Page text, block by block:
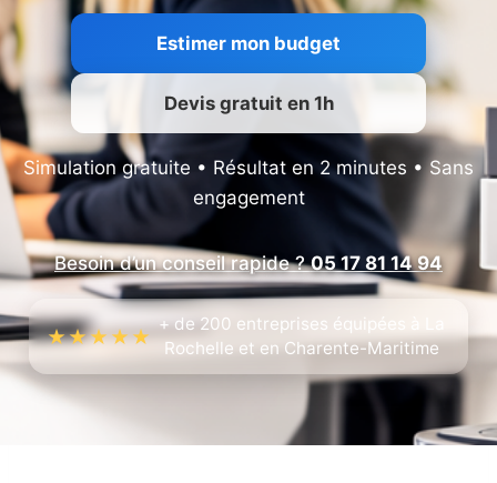
Estimer mon budget
Devis gratuit en 1h
Simulation gratuite • Résultat en 2 minutes • Sans
engagement
Besoin d’un conseil rapide ?05 17 81 14 94
★★★★★
+ de 200 entreprises équipées à La
Rochelle et en Charente-Maritime